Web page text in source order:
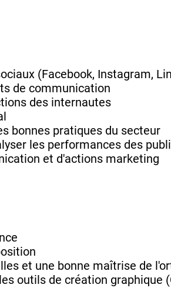
(Facebook, Instagram,
de communication
des internautes
bonnes pratiques du secteur
les performances des
et d'actions marketing
et une bonne maîtrise de
outils de création graphique